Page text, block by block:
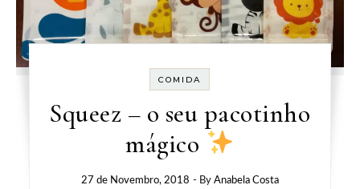
COMIDA
Squeez – o seu pacotinho
mágico
27 de Novembro, 2018 - By Anabela Costa